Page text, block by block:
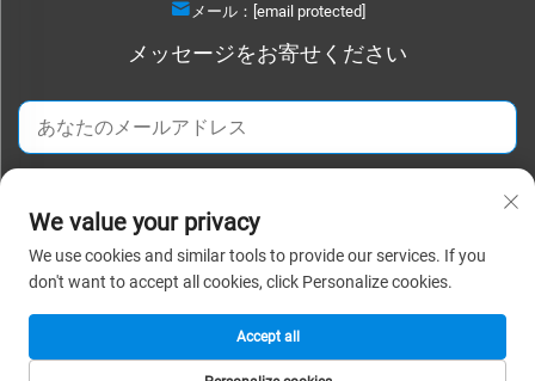
メール： [email protected]
メッセージをお寄せください
Copyright © 2026 蘇州デタオテキスタイル株式会社。全著作権所有。 |
イバシーポリシー
We value your privacy
We use cookies and similar tools to provide our services. If you
don't want to accept all cookies, click Personalize cookies.
Accept all